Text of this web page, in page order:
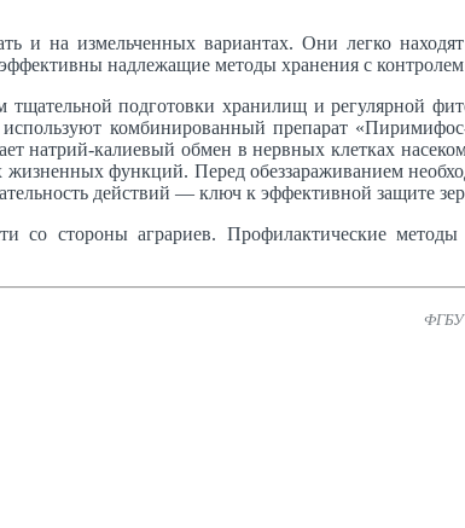
и на измельченных вариантах. Они легко
надлежащие методы хранения с
тщательной подготовки хранилищ и регулярной
комбинированный препарат
натрий-калиевый обмен в нервных клетках
функций. Перед обеззараживанием
действий — ключ к эффективной защите
со стороны аграриев. Профилактические
ФГБУ